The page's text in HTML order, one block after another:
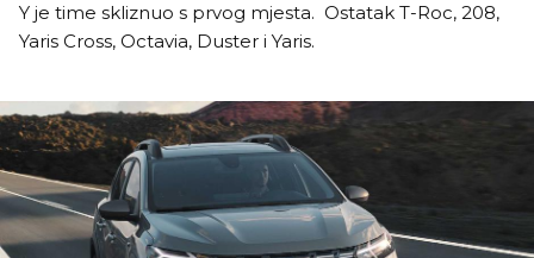
Y je time skliznuo s prvog mjesta. Ostatak T-Roc, 208,
Yaris Cross, Octavia, Duster i Yaris.